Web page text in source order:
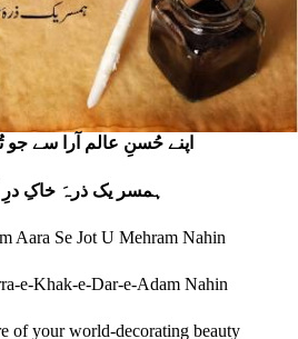
اپنے حُسنِ عالم آرا سے جو
ہمسر یک ذرہَ خاکِ درِ
Aara Se Jot U Mehram Nahin
e-Khak-e-Dar-e-Adam Nahin
of your world‐decorating beauty